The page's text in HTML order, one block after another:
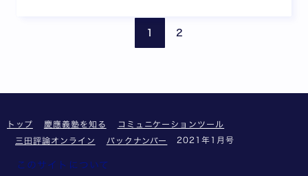
1 2
トップ 慶應義塾を知る
コミュニケーションツール
三田評論オンライン
バックナンバー 2021年1月号
このサイトについて